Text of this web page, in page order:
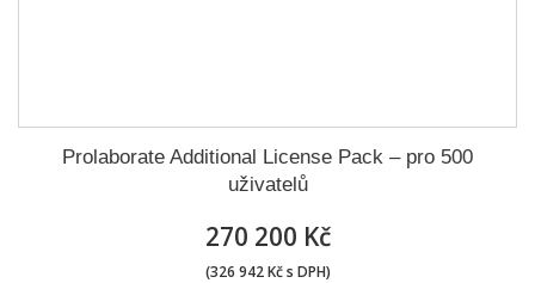
Prolaborate Additional License Pack – pro 500
uživatelů
270 200 Kč
(326 942 Kč s DPH)